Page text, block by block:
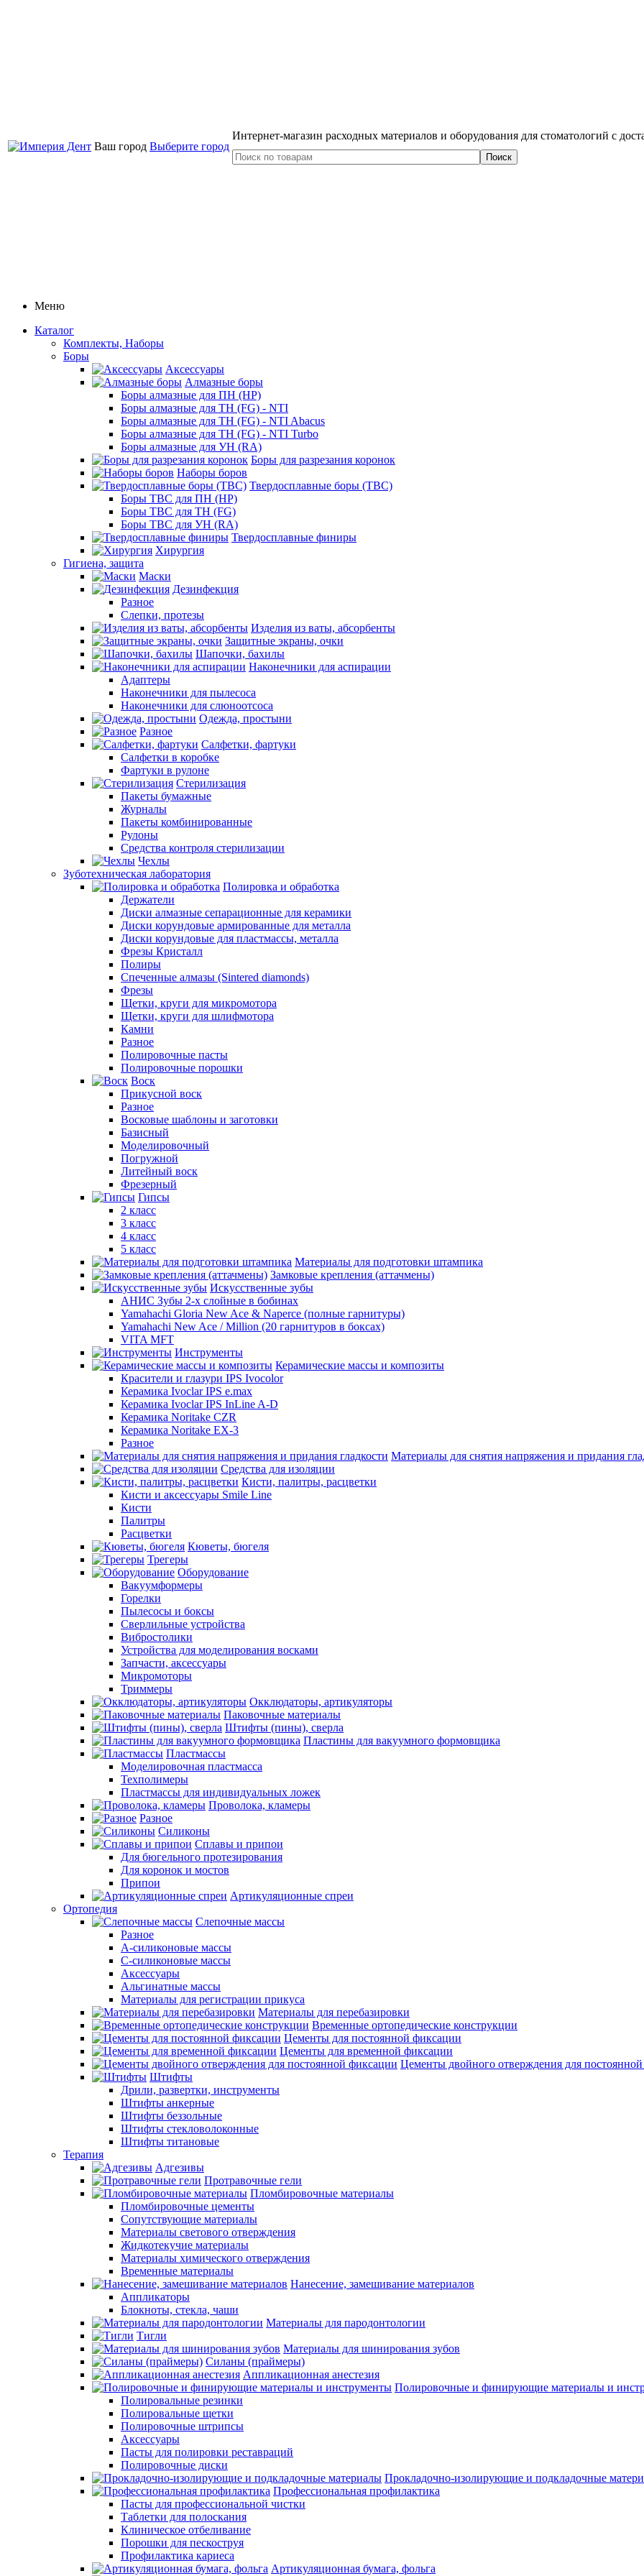
Ваш город Выберите город
Интернет-магазин расходных материалов и оборудования для стоматологий с
Меню
Каталог
Комплекты, Наборы
Боры
Аксессуары
Алмазные боры
Боры алмазные для ПН (HP)
Боры алмазные для ТН (FG) - NTI
Боры алмазные для ТН (FG) - NTI Abacus
Боры алмазные для ТН (FG) - NTI Turbo
Боры алмазные для УН (RA)
Боры для разрезания коронок
Наборы боров
Твердосплавные боры (ТВС)
Боры ТВС для ПН (HP)
Боры ТВС для ТН (FG)
Боры ТВС для УН (RA)
Твердосплавные финиры
Хирургия
Гигиена, защита
Маски
Дезинфекция
Разное
Слепки, протезы
Изделия из ваты, абсорбенты
Защитные экраны, очки
Шапочки, бахилы
Наконечники для аспирации
Адаптеры
Наконечники для пылесоса
Наконечники для слюноотсоса
Одежда, простыни
Разное
Салфетки, фартуки
Салфетки в коробке
Фартуки в рулоне
Стерилизация
Пакеты бумажные
Журналы
Пакеты комбинированные
Рулоны
Средства контроля стерилизации
Чехлы
Зуботехническая лаборатория
Полировка и обработка
Держатели
Диски алмазные сепарационные для керамики
Диски корундовые армированные для металла
Диски корундовые для пластмассы, металла
Фрезы Кристалл
Полиры
Спеченные алмазы (Sintered diamonds)
Фрезы
Щетки, круги для микромотора
Щетки, круги для шлифмотора
Камни
Разное
Полировочные пасты
Полировочные порошки
Воск
Прикусной воск
Разное
Восковые шаблоны и заготовки
Базисный
Моделировочный
Погружной
Литейный воск
Фрезерный
Гипсы
2 класс
3 класс
4 класс
5 класс
Материалы для подготовки штампика
Замковые крепления (аттачмены)
Искусственные зубы
АНИС Зубы 2-х слойные в бобинах
Yamahachi Gloria New Ace & Naperce (полные гарнитуры)
Yamahachi New Ace / Million (20 гарнитуров в боксах)
VITA MFT
Инструменты
Керамические массы и композиты
Красители и глазури IPS Ivocolor
Керамика Ivoclar IPS e.max
Керамика Ivoclar IPS InLine A-D
Керамика Noritake CZR
Керамика Noritake EX-3
Разное
Материалы для снятия напряжения и придания
Средства для изоляции
Кисти, палитры, расцветки
Кисти и аксессуары Smile Line
Кисти
Палитры
Расцветки
Кюветы, бюгеля
Трегеры
Оборудование
Вакуумформеры
Горелки
Пылесосы и боксы
Сверлильные устройства
Вибростолики
Устройства для моделирования восками
Запчасти, аксессуары
Микромоторы
Триммеры
Окклюдаторы, артикуляторы
Паковочные материалы
Штифты (пины), сверла
Пластины для вакуумного формовщика
Пластмассы
Моделировочная пластмасса
Техполимеры
Пластмассы для индивидуальных ложек
Проволока, кламеры
Разное
Силиконы
Сплавы и припои
Для бюгельного протезирования
Для коронок и мостов
Припои
Артикуляционные спреи
Ортопедия
Слепочные массы
Разное
А-силиконовые массы
С-силиконовые массы
Аксессуары
Альгинатные массы
Материалы для регистрации прикуса
Материалы для перебазировки
Временные ортопедические конструкции
Цементы для постоянной фиксации
Цементы для временной фиксации
Цементы двойного отверждения для
Штифты
Дрили, развертки, инструменты
Штифты анкерные
Штифты беззольные
Штифты стекловолоконные
Штифты титановые
Терапия
Адгезивы
Протравочные гели
Пломбировочные материалы
Пломбировочные цементы
Сопутствующие материалы
Материалы светового отверждения
Жидкотекучие материалы
Материалы химического отверждения
Временные материалы
Нанесение, замешивание материалов
Аппликаторы
Блокноты, стекла, чаши
Материалы для пародонтологии
Тигли
Материалы для шинирования зубов
Силаны (праймеры)
Аппликационная анестезия
Полировочные и финирующие материалы и
Полировальные резинки
Полировальные щетки
Полировочные штрипсы
Аксессуары
Пасты для полировки реставраций
Полировочные диски
Прокладочно-изолирующие и подкладочные
Профессиональная профилактика
Пасты для профессиональной чистки
Таблетки для полоскания
Клиническое отбеливание
Порошки для пескоструя
Профилактика кариеса
Артикуляционная бумага, фольга